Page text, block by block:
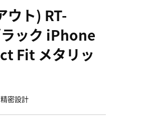
ト) RT-
ック iPhone
Fit メタリッ
密設計